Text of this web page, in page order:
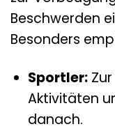
Beschwerden
Besonders
Sportler:Zur
Aktivitäten
danach.